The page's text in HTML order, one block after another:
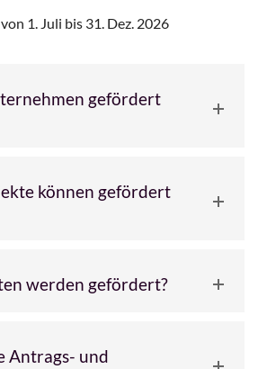
1. Juli bis 31. Dez. 2026
gefördert
können gefördert
werden gefördert?
Antrags- und